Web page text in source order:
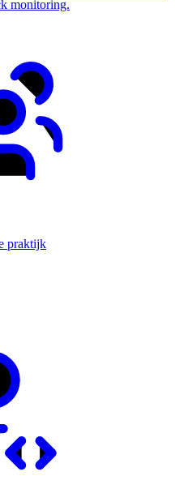
monitoring.
praktijk